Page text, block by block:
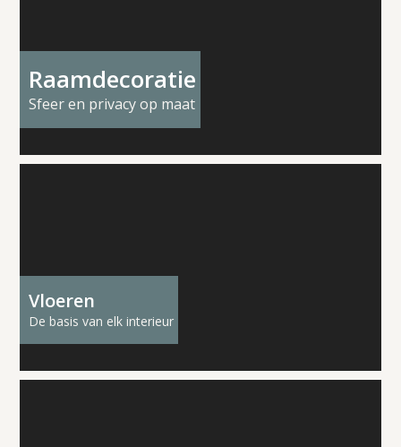
Raamdecoratie
Sfeer en privacy op maat
Vloeren
De basis van elk interieur